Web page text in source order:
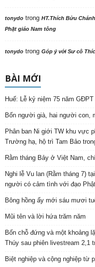
tonydo trong HT.Thích Bửu
Phật giáo Nam tông
tonydo trong Góp ý với Sư cô
BÀI MỚI
Huế: Lễ kỷ niệm 75 năm
Bốn người già, hai người con,
Phân ban Ni giới TW khu vực
Trường hạ, hộ trì Tam Bảo
Rằm tháng Bảy ở Việt Nam,
Nghi lễ Vu lan (Rằm tháng 7)
người có cảm tình với đạo
Bông hồng ấy mới sáu mươi
Mũi tên và lời hứa trăm năm
Bốn chỗ đứng và một khoảng
Thúy sau phiên livestream 2,1
Biệt nghiệp và cộng nghiệp từ